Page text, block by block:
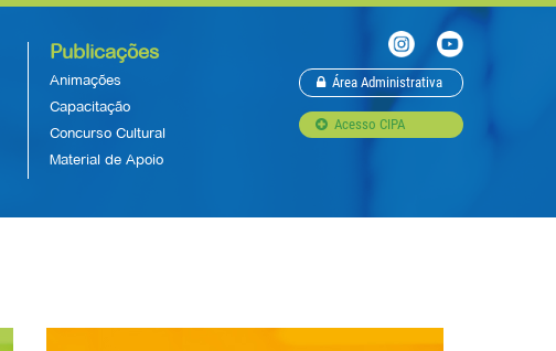
Publicações
Animações
Capacitação
Concurso Cultural
Material de Apoio
Área Administrativa
Acesso CIPA